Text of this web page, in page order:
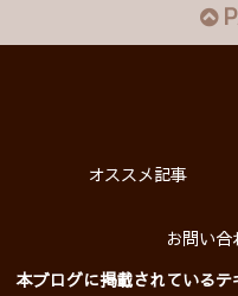
オススメ記事
お問い
本ブログに掲載されているテ